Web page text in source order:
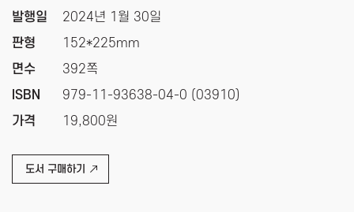
발행일
판형
면수
ISBN
가격
2024년 1월 30일
152*225mm
392쪽
979-11-93638-04-0 (03910)
19,800원
도서 구매하기